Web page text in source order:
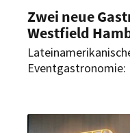
Zwei neue
Westfield
Umsetzung stehen